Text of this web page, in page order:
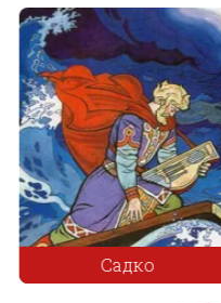
Садко